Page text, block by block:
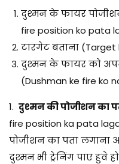
दुश्मन के फायर
fire position ko pata
टारगेट बताना
दुश्मन के फायर को
(Dushman ke fire ko
1. दुश्मन की पोजीशन का
fire position ka pata
पोजीशन का पता लगाना
दुश्मन भी ट्रेनिंग पाए हुवे